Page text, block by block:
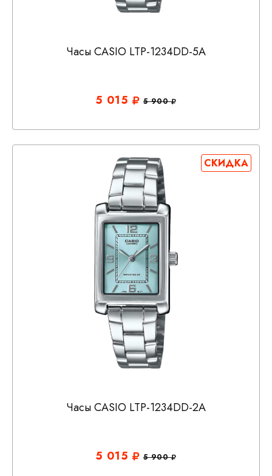
Часы CASIO LTP-1234DD-5A
5 015 5 900
СКИДКА
Часы CASIO LTP-1234DD-2A
5 015 5 900